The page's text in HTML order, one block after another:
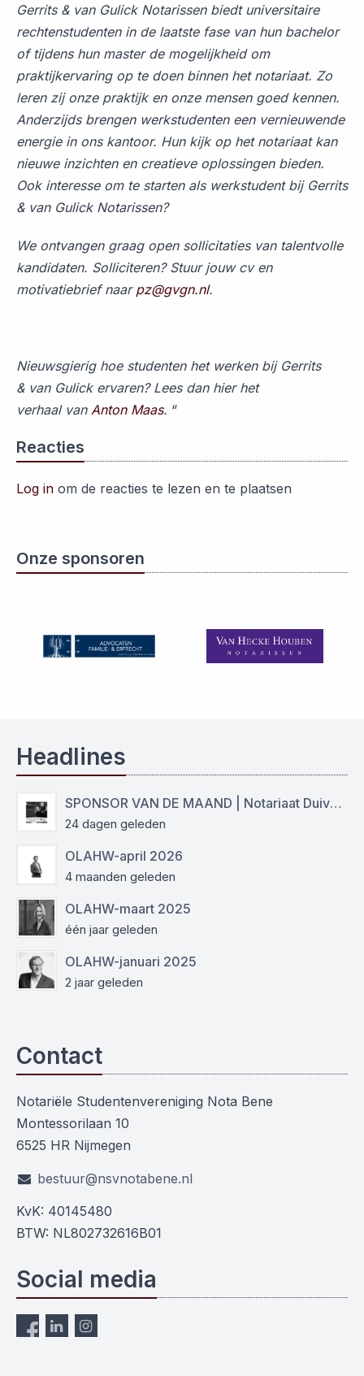
Gerrits & van Gulick Notarissen biedt universitaire
rechtenstudenten in de laatste fase van hun bachelor
of tijdens hun master de mogelijkheid om
praktijkervaring op te doen binnen het notariaat. Zo
leren zij onze praktijk en onze mensen goed kennen.
Anderzijds brengen werkstudenten een vernieuwende
energie in ons kantoor. Hun kijk op het notariaat kan
nieuwe inzichten en creatieve oplossingen bieden.
Ook interesse om te starten als werkstudent bij Gerrits
& van Gulick Notarissen?
We ontvangen graag open sollicitaties van talentvolle
kandidaten. Solliciteren? Stuur jouw cv en
motivatiebrief naar pz@gvgn.nl.
Nieuwsgierig hoe studenten het werken bij Gerrits
& van Gulick ervaren? Lees dan hier het
verhaal van Anton Maas. “
Reacties
Log in om de reacties te lezen en te plaatsen
Onze sponsoren
Headlines
SPONSOR VAN DE MAAND | Notariaat Duiven Westervoort
24 dagen geleden
OLAHW-april 2026
4 maanden geleden
OLAHW-maart 2025
één jaar geleden
OLAHW-januari 2025
2 jaar geleden
Contact
Notariële Studentenvereniging Nota Bene
Montessorilaan 10
6525 HR Nijmegen
bestuur@nsvnotabene.nl
KvK: 40145480
BTW: NL802732616B01
Social media